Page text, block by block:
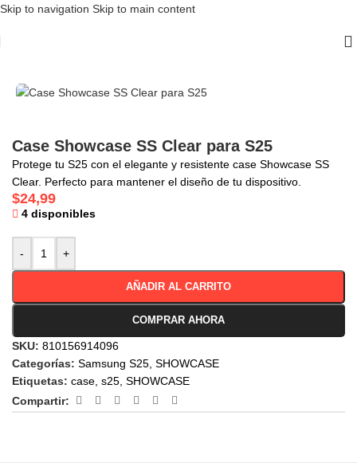
Skip to navigation Skip to main content
Case Showcase SS Clear para S25
Protege tu S25 con el elegante y resistente case Showcase SS
Clear. Perfecto para mantener el diseño de tu dispositivo.
$24,99
4 disponibles
- +
AÑADIR AL CARRITO
COMPRAR AHORA
SKU: 810156914096
Categorías: Samsung S25, SHOWCASE
Etiquetas: case, s25, SHOWCASE
Compartir: